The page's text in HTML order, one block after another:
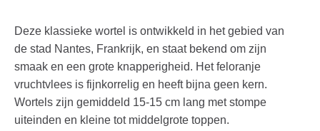
Deze klassieke wortel is ontwikkeld in het gebied van
de stad Nantes, Frankrijk, en staat bekend om zijn
smaak en een grote knapperigheid. Het feloranje
vruchtvlees is fijnkorrelig en heeft bijna geen kern.
Wortels zijn gemiddeld 15-15 cm lang met stompe
uiteinden en kleine tot middelgrote toppen.